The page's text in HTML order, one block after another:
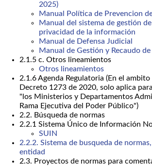
2025)
Manual Política de Prevencion
Manual del sistema de gestión
privacidad de la información
Manual de Defensa Judicial
Manual de Gestión y Recaudo
2.1.5 c. Otros lineamientos
Otros lineamientos
2.1.6 Agenda Regulatoria (En el ambito
Decreto 1273 de 2020, solo aplica
"los Ministerios y Departamentos
Rama Ejecutiva del Poder Público")
2.2. Búsqueda de normas
2.2.1 Sistema Único de Información
SUIN
2.2.2. Sistema de busqueda de
entidad
2.3. Proyectos de normas para